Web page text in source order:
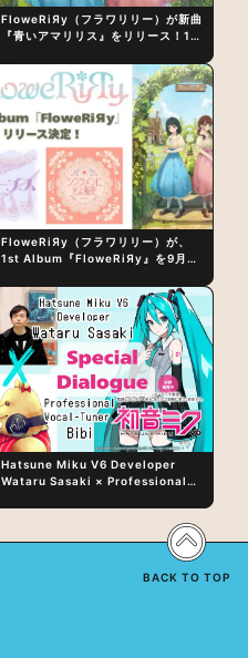
FloweRiЯy（フラワリリー）が新曲
『青いアマリリス』をリリース！1st
FloweRiЯy（フラワリリー）が、
1st Album『FloweRiЯy』を9月23
Hatsune Miku V6 Developer
Wataru Sasaki × Professional
Vocal Expression Lies in “Love
for the singing characters” and
BACK TO TOP